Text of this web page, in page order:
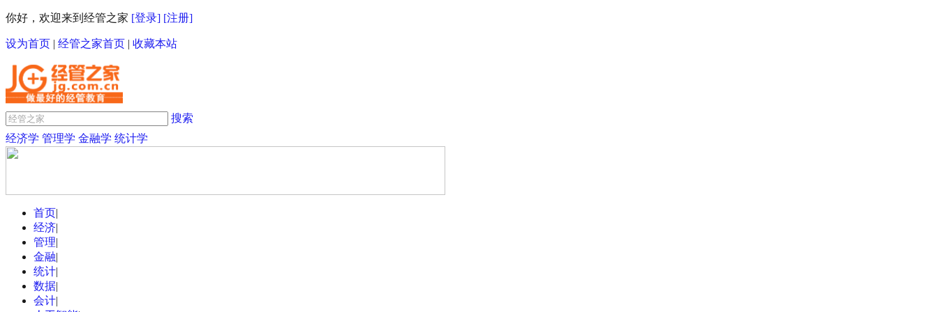
你好，欢迎来到经管之家 [登录] [注册]
设为首页 | 经管之家首页 | 收藏本站
搜索
经济学 管理学 金融学 统计学
首页|
经济|
管理|
金融|
统计|
数据|
会计|